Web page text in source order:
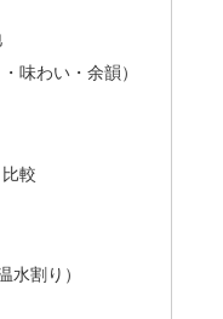
味わい・余韻）
較
水割り）